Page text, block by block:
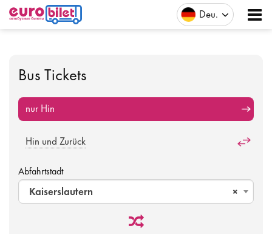
Deu
Bus Tickets
nur Hin
Hin und Zurück
Abfahrtstadt
×
Kaiserslautern